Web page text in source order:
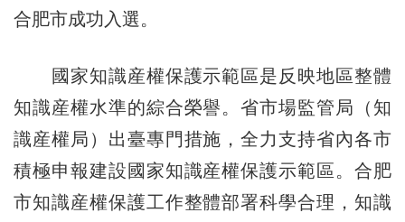
合肥市成功入選。
國家知識産權保護示範區是反映地區整體
知識産權水準的綜合榮譽。省市場監管局（知
識産權局）出臺專門措施，全力支持省內各市
積極申報建設國家知識産權保護示範區。合肥
市知識産權保護工作整體部署科學合理，知識